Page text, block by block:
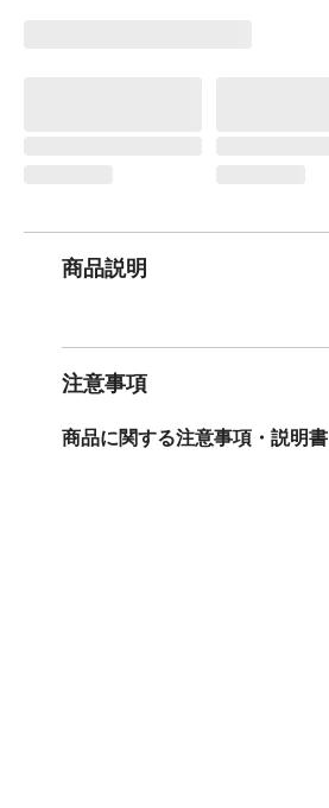
商品説明
注意事項
商品に関する注意事項・説明書